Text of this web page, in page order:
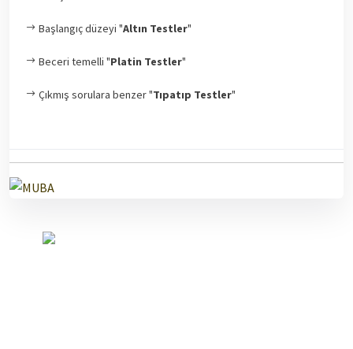
Başlangıç düzeyi "Altın Testler"
Beceri temelli "Platin Testler"
Çıkmış sorulara benzer "Tıpatıp Testler"